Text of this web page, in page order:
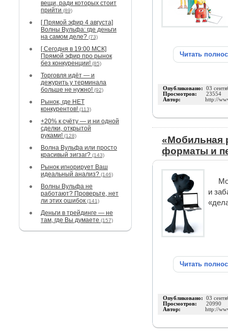
вещи, ради которых стоит
прийти (89)
[ Прямой эфир 4 августа]
Волны Вульфа: где деньги
на самом деле? (73)
[ Сегодня в 19:00 МСК]
Прямой эфир про рынок
без конкуренции! (85)
Торговля идёт — и
дежурить у терминала
больше не нужно! (92)
Рынок, где НЕТ
конкурентов! (113)
+20% к счёту — и ни одной
сделки, открытой
руками! (128)
Волна Вульфа или просто
красивый зигзаг? (143)
Рынок игнорирует Ваш
идеальный анализ? (146)
Волны Вульфа не
работают? Проверьте, нет
ли этих ошибок (141)
Деньги в трейдинге — не
там, где Вы думаете (157)
Читать
Опубликовано: 03
Просмотров: 23554
Автор: http://
«Мобильная
форматы и
и
Читать
Опубликовано: 03
Просмотров: 20990
Автор: http://